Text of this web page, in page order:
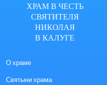
ХРАМ В ЧЕСТЬ
СВЯТИТЕЛЯ
НИКОЛАЯ
В КАЛУГЕ
О храме
Святыни храма